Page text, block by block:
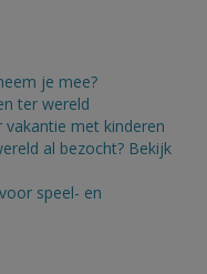
je mee?
ter wereld
vakantie met kinderen
al bezocht? Bekijk
speel- en